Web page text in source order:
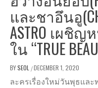
และชาอึนอู
ASTRO เผชิ
ใน “TRUE
BYSEOL /DECEMBER 1, 2020
ละครเรื่องใหม่วันพุธแล